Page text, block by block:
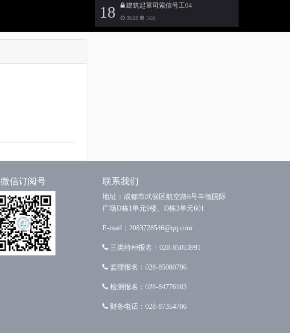
18 建筑起重司索信号工04
38:20 1k次
微信订阅号 联系我们
地址：成都市武侯区航空路6号丰德国际
广场D栋1单元9楼、D栋3单元601
E-mail：2083728546@qq.com
三类特种报名：028-85053991
监理报名：028-85080796
检测报名：028-84776103
财务电话：028-87354706